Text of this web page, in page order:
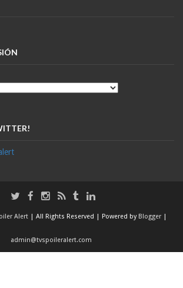
Alert | All Rights Reserved | Powered by Blogger |
admin@tvspoileralert.com